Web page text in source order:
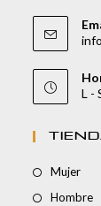
L -
Mujer
Hombre